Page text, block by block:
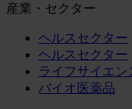
産業・セクター
ヘルスセクター
ヘルスセクター
ライフサイエン
バイオ医薬品